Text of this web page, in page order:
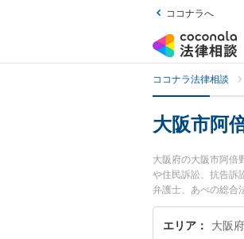
ココナラへ
ココナラ法律相談
大阪市阿
大阪府の大阪市阿倍
や住民訴訟、抗告訴
弁護士、あべの総合
を今すぐに弁護士に
談予約したい』など
エリア 大阪